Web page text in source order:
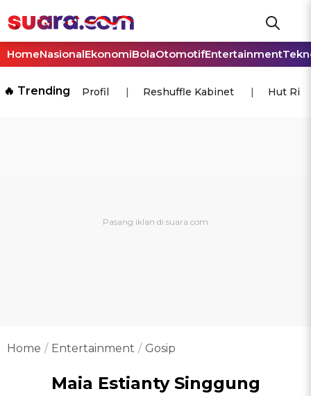
HomeNasionalEkonomiBolaOtomotifEntertainment
🔥 Trending Profil Reshuffle Kabinet Hut Ri
Home Entertainment Gosip
Maia Estianty Singgung